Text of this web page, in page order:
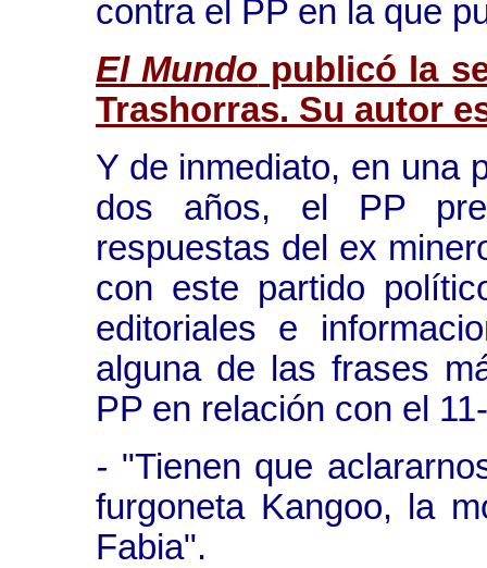
contra el PP en la que
El Mundo publicó la
Trashorras. Su autor
Y de inmediato, en una
dos años, el PP
respuestas del ex
con este partido
editoriales e
alguna de las frases
PP en relación con el
- "Tienen que
furgoneta Kangoo, la
Fabia".